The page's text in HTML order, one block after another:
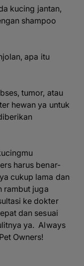
kucing jantan,
shampoo
apa itu
tumor, atau
hewan ya untuk
harus benar-
cukup lama dan
rambut juga
ke dokter
dan sesuai
ya.Always
Owners!